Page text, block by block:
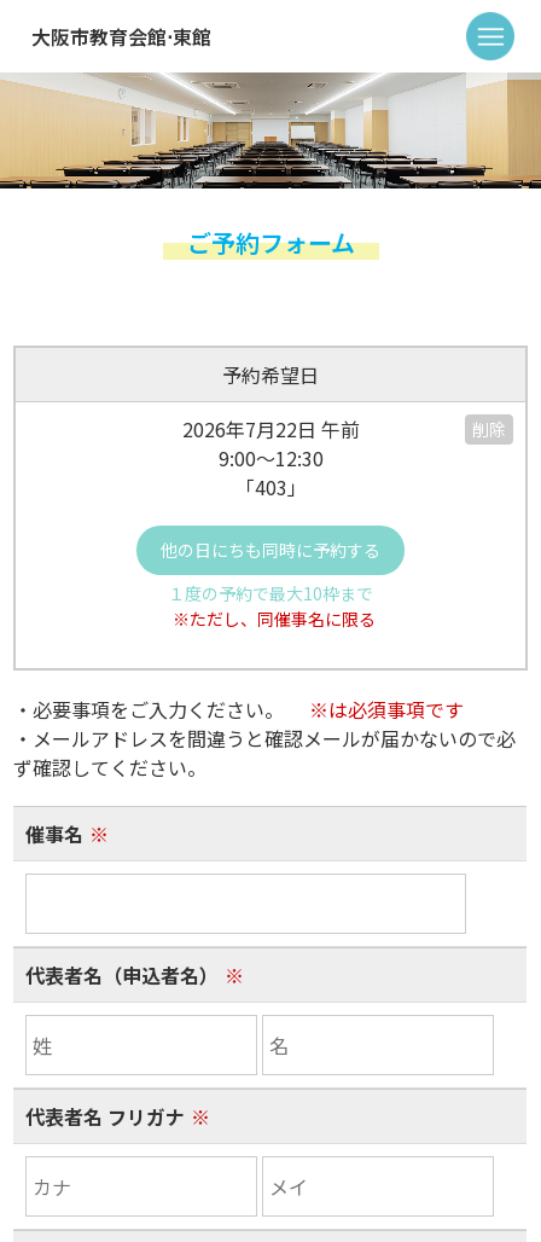
大阪市教育会館⋅東館
ご予約フォーム
予約希望日
2026年7月22日 午前
9:00～12:30
「403」
削除
他の日にちも同時に予約する
１度の予約で最大10枠まで
※ただし、同催事名に限る
・必要事項をご入力ください。
※は必須事項です
・メールアドレスを間違うと確認メールが届かないので必
ず確認してください。
催事名 ※
代表者名（申込者名） ※
代表者名 フリガナ ※